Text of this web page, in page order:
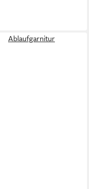
Ablaufgarnitur